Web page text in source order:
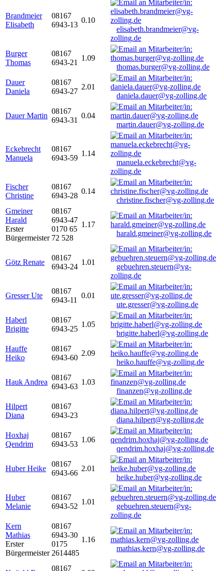
Brandmeier
Elisabeth
08167
6943-13
0.10
elisabeth.brandmeier@vg-
zolling.de
Burger
Thomas
08167
6943-21
1.09
thomas.burger@vg-zolling.de
Dauer
Daniela
08167
6943-27
2.01
daniela.dauer@vg-zolling.de
Dauer Martin
08167
6943-31
0.04
martin.dauer@vg-zolling.de
Eckebrecht
Manuela
08167
6943-59
1.14
manuela.eckebrecht@vg-
zolling.de
Fischer
Christine
08167
6943-28
0.14
christine.fischer@vg-zolling.de
Gmeiner
Harald
Erster
Bürgermeister
08167
6943-47
0170 65
72 528
1.17
harald.gmeiner@vg-zolling.de
Götz Renate
08167
6943-24
1.01
gebuehren.steuern@vg-
zolling.de
Gresser Ute
08167
6943-11
0.01
ute.gresser@vg-zolling.de
Haberl
Brigitte
08167
6943-25
1.05
brigitte.haberl@vg-zolling.de
Hauffe
Heiko
08167
6943-60
2.09
heiko.hauffe@vg-zolling.de
Hauk Andrea
08167
6943-63
1.03
finanzen@vg-zolling.de
Hilpert
Diana
08167
6943-23
diana.hilpert@vg-zolling.de
Hoxhaj
Qendrim
08167
6943-53
1.06
qendrim.hoxhaj@vg-zolling.de
Huber Heike
08167
6943-66
2.01
heike.huber@vg-zolling.de
Huber
Melanie
08167
6943-52
1.01
gebuehren.steuern@vg-
zolling.de
Kern
Mathias
Erster
Bürgermeister
08167
6943-30
0175
2614485
1.16
mathias.kern@vg-zolling.de
08167